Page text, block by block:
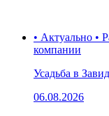
• Актуально •
компании
Усадьба в
06.08.2026